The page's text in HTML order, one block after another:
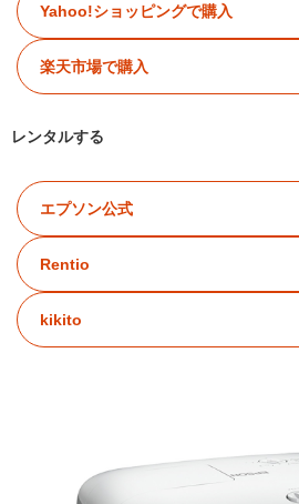
Yahoo!ショッピングで購入
楽天市場で購入
レンタルする
エプソン公式
Rentio
kikito